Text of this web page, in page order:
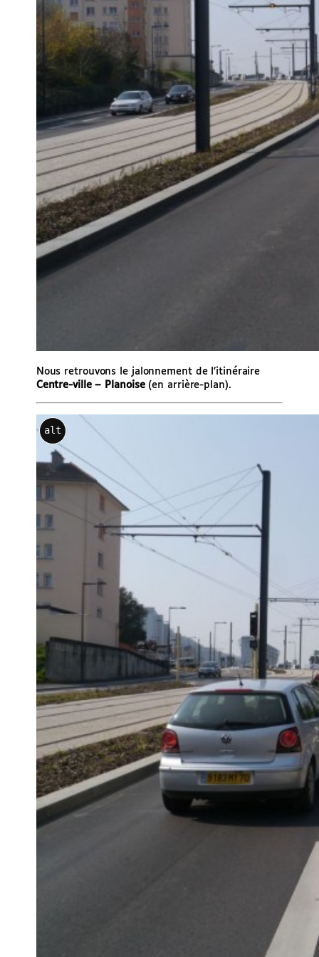
Nous retrouvons le jalonnement de l’itinéraire
Centre-ville – Planoise(en arrière-plan).
alt